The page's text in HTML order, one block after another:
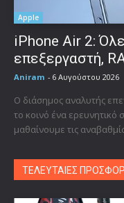
Apple
iPhone Air 2:
επεξεργαστή,
Aniram - 6 Αυγούστου 2026
Ο διάσημος αναλυτής
το κοινό ένα
μαθαίνουμε τις
ΤΕΛΕΥΤΑΙΕΣ